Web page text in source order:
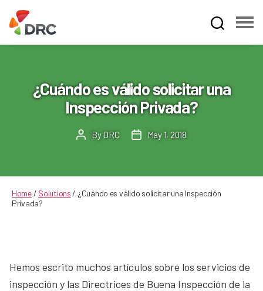
Dispute
Resolution
Corporation
¿Cuándo es válido solicitar una
Inspección Privada?
PostBy DRC
PostMay 1, 2018
Home/ Solutions / ¿Cuándo es válido solicitar una Inspección
Privada?
Hemos escrito muchos artículos sobre los servicios de
inspección y las Directrices de Buena Inspección de la